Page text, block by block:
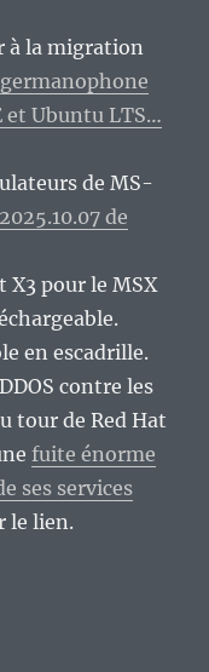
à la migration
et Ubuntu LTS…
de MS-
de
X3 pour le MSX
en escadrille.
contre les
tour de Red Hat
fuite énorme
ses services
le lien.